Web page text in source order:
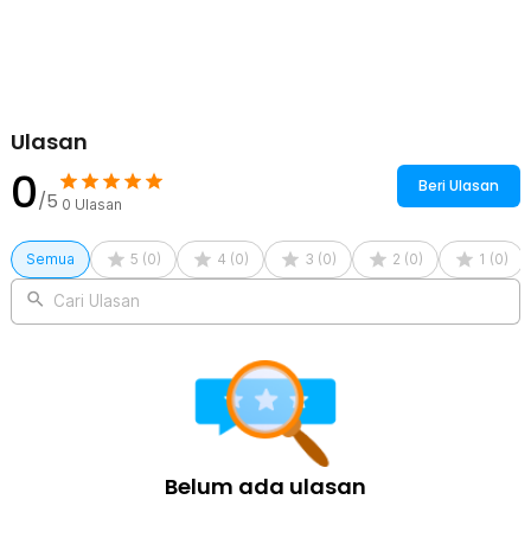
Ulasan
0/5 0 Ulasan
Beri Ulasan
Semua 5 (0) 4 (0) 3 (0) 2 (0) 1 (0)
Cari Ulasan
Belum ada ulasan